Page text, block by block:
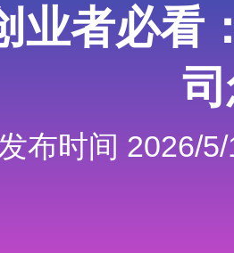
业者必看
布时间 2026/